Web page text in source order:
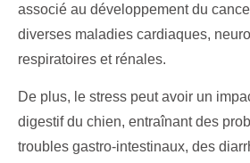
associé au développement du
diverses maladies cardiaques,
respiratoires et rénales.
De plus, le stress peut avoir un
digestif du chien, entraînant des
troubles gastro-intestinaux, des